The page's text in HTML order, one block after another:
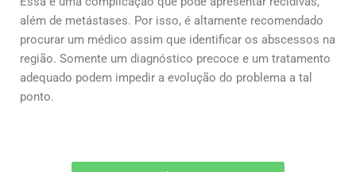
além de metástases. Por isso, é altamente recomendado
procurar um médico assim que identificar os abscessos na
região. Somente um diagnóstico precoce e um tratamento
adequado podem impedir a evolução do problema a tal
ponto.